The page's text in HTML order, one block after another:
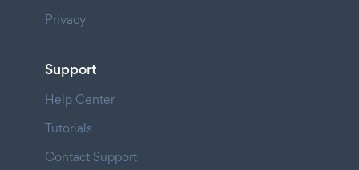
Privacy
Support
Help Center
Tutorials
Contact Support